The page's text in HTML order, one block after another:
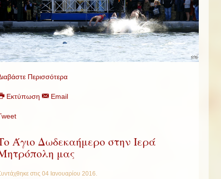
Περισσότερα
Εκτύπωση Email
Άγιο Δωδεκαήμερο στην Ιερά
μας
στις 04 Ιανουαρίου 2016.